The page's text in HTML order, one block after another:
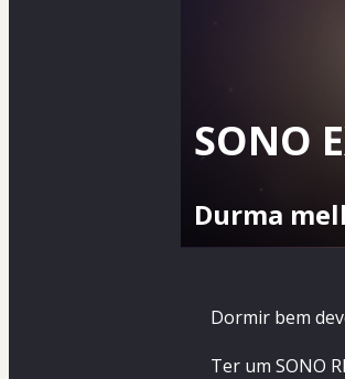
SONO
Durma
Dormir bem
Ter um SONO